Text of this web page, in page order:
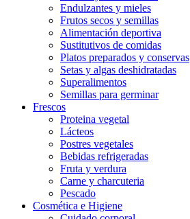
Endulzantes y mieles
Frutos secos y semillas
Alimentación deportiva
Sustitutivos de comidas
Platos preparados y conservas
Setas y algas deshidratadas
Superalimentos
Semillas para germinar
Frescos
Proteina vegetal
Lácteos
Postres vegetales
Bebidas refrigeradas
Fruta y verdura
Carne y charcuteria
Pescado
Cosmética e Higiene